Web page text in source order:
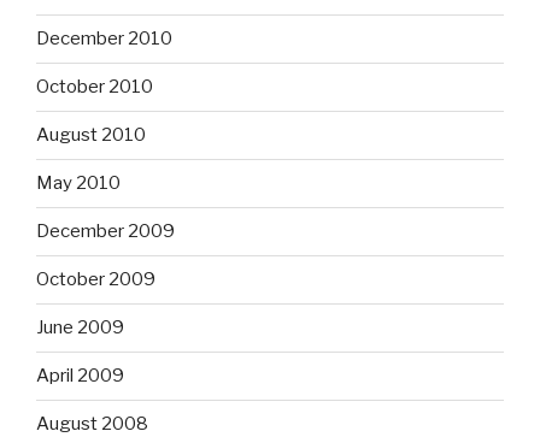
December 2010
October 2010
August 2010
May 2010
December 2009
October 2009
June 2009
April 2009
August 2008